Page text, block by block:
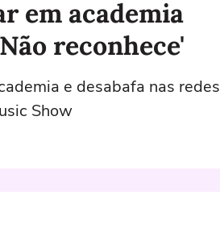
em academia
reconhece'
e desabafa nas redes
Show